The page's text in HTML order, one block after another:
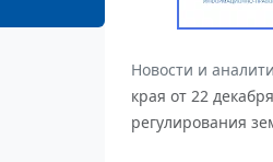
Новости и
края от 22
регулирования